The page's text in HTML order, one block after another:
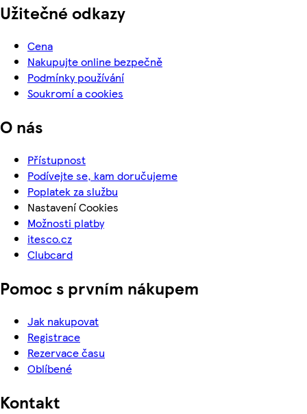
Užitečné odkazy
Cena
Nakupujte online bezpečně
Podmínky používání
Soukromí a cookies
O nás
Přístupnost
Podívejte se, kam doručujeme
Poplatek za službu
Nastavení Cookies
Možnosti platby
itesco.cz
Clubcard
Pomoc s prvním nákupem
Jak nakupovat
Registrace
Rezervace času
Oblíbené
Kontakt